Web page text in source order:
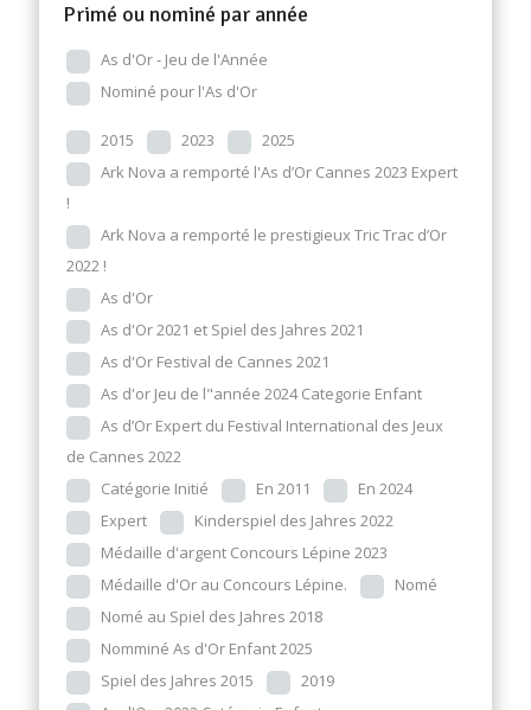
Primé ou nominé par année
As d'Or - Jeu de l'Année
Nominé pour l'As d'Or
2015 2023
2025
Ark Nova a remporté l'As d’Or Cannes 2023 Expert
!
Ark Nova a remporté le prestigieux Tric Trac d’Or
2022 !
As d'Or
As d'Or 2021 et Spiel des Jahres 2021
As d'Or Festival de Cannes 2021
As d'or Jeu de l"année 2024 Categorie Enfant
As d’Or Expert du Festival International des Jeux
de Cannes 2022
Catégorie Initié
En 2011
En 2024
Expert
Kinderspiel des Jahres 2022
Médaille d'argent Concours Lépine 2023
Médaille d'Or au Concours Lépine.
Nomé
Nomé au Spiel des Jahres 2018
Nomminé As d'Or Enfant 2025
Spiel des Jahres 2015
2019